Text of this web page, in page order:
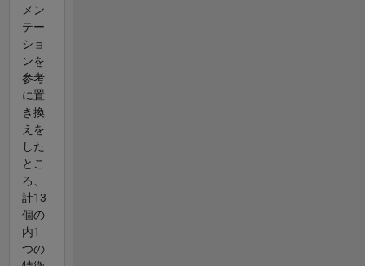
メン
テー
ショ
ンを
参考
に置
き換
えを
した
とこ
ろ、
計13
個の
内1
つの